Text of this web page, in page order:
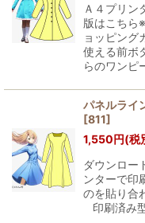
Ａ４プリン
版はこちら
ョッピング
使える前ボ
らのワンピ
パネルライ
[811]
1,550円(税
ダウンロー
ンターで印
のを貼り合
印刷済み